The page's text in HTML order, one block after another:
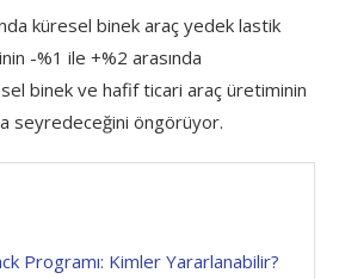
küresel binek araç yedek lastik
-%1 ile +%2 arasında
binek ve hafif ticari araç üretiminin
seyredeceğini öngörüyor.
Programı: Kimler Yararlanabilir?